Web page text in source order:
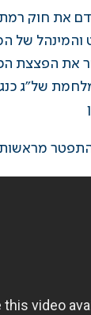
את חוק רמת
של
את הפצצת
ויצא למלחמת